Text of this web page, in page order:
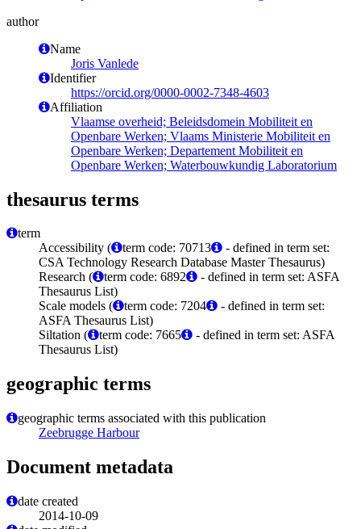
author
Name
Joris Vanlede
Identifier
https://orcid.org/0000-0002-7348-4603
Affiliation
Vlaamse overheid; Beleidsdomein Mobiliteit en
Openbare Werken; Vlaams Ministerie Mobiliteit en
Openbare Werken; Departement Mobiliteit en
Openbare Werken; Waterbouwkundig Laboratorium
thesaurus terms
term
Accessibility (
term code: 70713
- defined in term set:
CSA Technology Research Database Master Thesaurus)
Research (
term code: 6892
- defined in term set: ASFA
Thesaurus List)
Scale models (
term code: 7204
- defined in term set:
ASFA Thesaurus List)
Siltation (
term code: 7665
- defined in term set: ASFA
Thesaurus List)
geographic terms
geographic terms associated with this publication
Zeebrugge Harbour
Document metadata
date created
2014-10-09